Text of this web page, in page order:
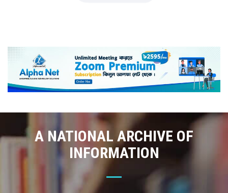
A NATIONAL ARCHIVE OF
INFORMATION